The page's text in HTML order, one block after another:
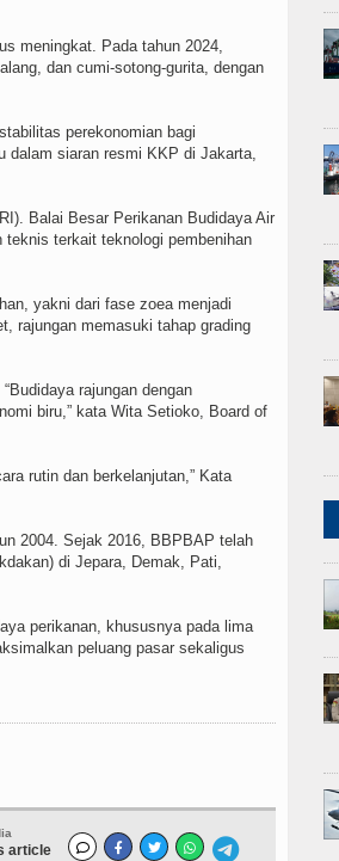
meningkat. Pada tahun 2024,
dan cumi-sotong-gurita, dengan
perekonomian bagi
dalam siaran resmi KKP di Jakarta,
Balai Besar Perikanan Budidaya Air
terkait teknologi pembenihan
yakni dari fase zoea menjadi
rajungan memasuki tahap grading
rajungan dengan
biru,” kata Wita Setioko, Board of
rutin dan berkelanjutan,” Kata
2004. Sejak 2016, BBPBAP telah
di Jepara, Demak, Pati,
perikanan, khususnya pada lima
peluang pasar sekaligus
article